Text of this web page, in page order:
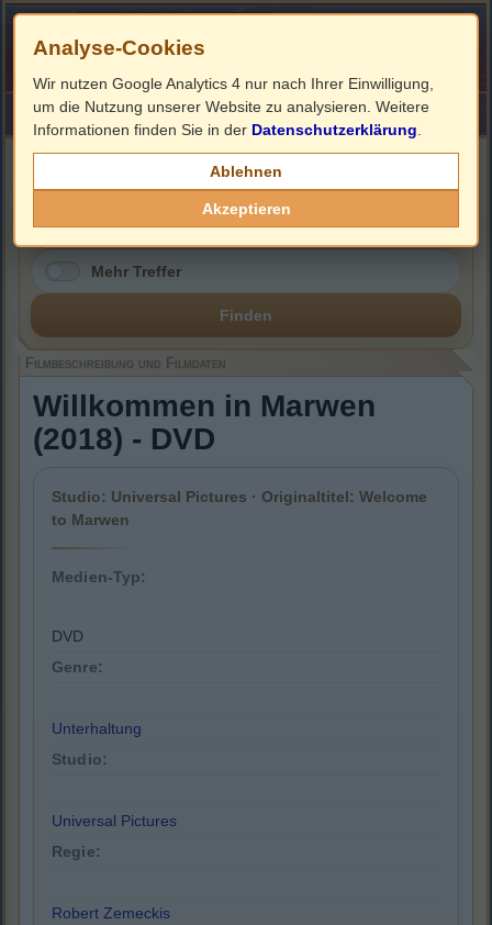
HOME ImpressumLinks
Filmbeschreibung, Cover & DVD Infos
Mehr Treffer
Finden
Filmbeschreibung und Filmdaten
Willkommen in Marwen
(2018) - DVD
Studio: Universal Pictures · Originaltitel: Welcome
to Marwen
Medien-Typ:
DVD
Genre:
Unterhaltung
Studio:
Universal Pictures
Regie:
Robert Zemeckis
Analyse-Cookies
Wir nutzen Google Analytics 4 nur nach Ihrer Einwilligung,
um die Nutzung unserer Website zu analysieren. Weitere
Informationen finden Sie in der Datenschutzerklärung
Ablehnen
Akzeptieren